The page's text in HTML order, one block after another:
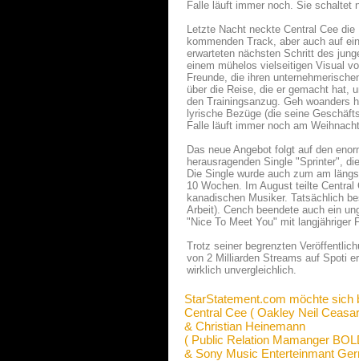
Falle läuft immer noch. Sie schaltet
Letzte Nacht neckte Central Cee
kommenden Track, aber auch auf
erwarteten nächsten Schritt des
einem mühelos vielseitigen Visual
Freunde, die ihren
über die Reise, die er gemacht hat,
den Trainingsanzug. Geh woanders
lyrische Bezüge (die seine
Falle läuft immer noch am
Das neue Angebot folgt auf den
herausragenden Single "Sprinter",
Die Single wurde auch zum am
10 Wochen. Im August teilte
kanadischen Musiker. Tatsächlich
Arbeit). Cench beendete auch ein
"Nice To Meet You" mit langjähriger
Trotz seiner begrenzten
von 2 Milliarden Streams auf Spoti
wirklich unvergleichlich.
StarStatement.com möchte sich
Central Cee ( Oakley Neil
& Christian Heinemann
( Public Relation Mamanger
& Sony Music Enterteinmant